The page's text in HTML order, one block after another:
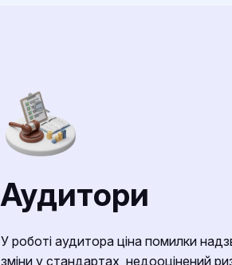
Аудитори
У роботі аудитора ціна помилки
зміни у стандартах, недооцінений